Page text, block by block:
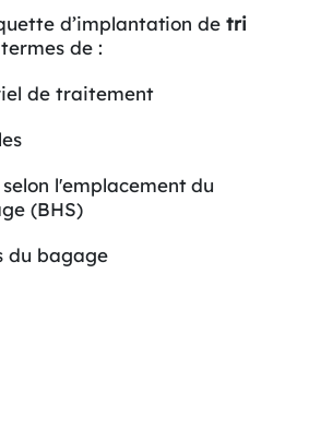
d’implantation de tri
de :
de traitement
l'emplacement du
(BHS)
du bagage